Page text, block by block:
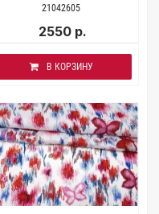
21042605
2550 р.
В КОРЗИНУ